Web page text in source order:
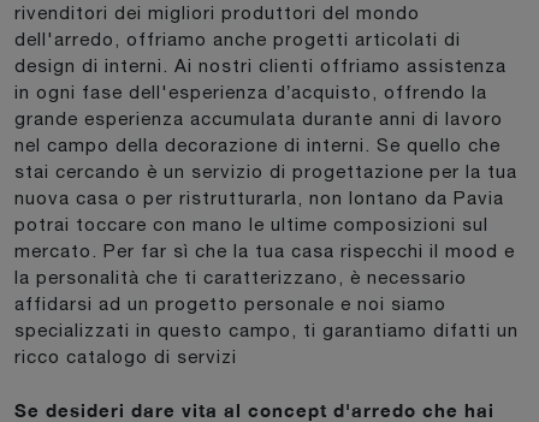
rivenditori dei migliori produttori del mondo
dell'arredo, offriamo anche progetti articolati di
design di interni. Ai nostri clienti offriamo assistenza
in ogni fase dell'esperienza d’acquisto, offrendo la
grande esperienza accumulata durante anni di lavoro
nel campo della decorazione di interni. Se quello che
stai cercando è un servizio di progettazione per la tua
nuova casa o per ristrutturarla, non lontano da Pavia
potrai toccare con mano le ultime composizioni sul
mercato. Per far sì che la tua casa rispecchi il mood e
la personalità che ti caratterizzano, è necessario
affidarsi ad un progetto personale e noi siamo
specializzati in questo campo, ti garantiamo difatti un
ricco catalogo di servizi
Se desideri dare vita al concept d'arredo che hai